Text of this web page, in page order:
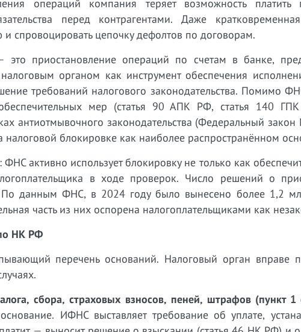
операций компания теряет возможность платить
перед контрагентами. Даже
спровоцировать цепочку дефолтов по договорам.
приостановление операций по счетам в банке,
органом как инструмент обеспечения
требований налогового законодательства. Помимо
мер (статья 90 АПК РФ, статья 140
антиотмывочного законодательства (Федеральный
налоговой блокировке как наиболее распространённом
активно использует блокировку не только как
в ходе проверок. Число решений о
По данным ФНС, в 2024 году было вынесено более 1,2
часть из них оспорена налогоплательщиками как
НК РФ
перечень оснований. Налоговый орган вправе
сбора, страховых взносов, пеней, штрафов (пункт
ИФНС выставляет требование об уплате,